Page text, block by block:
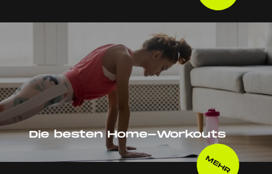
Die besten Home-Workouts
MEHR